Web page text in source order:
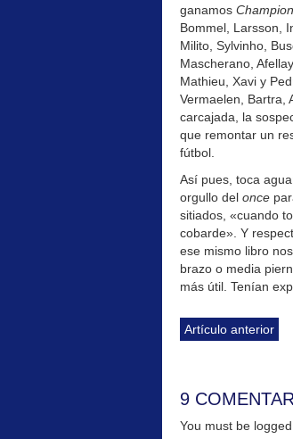
ganamos
Bommel, Larsson,
Milito, Sylvinho,
Mascherano,
Mathieu, Xavi y
Vermaelen, Bartra,
carcajada, la
que remontar un
fútbol.
Así pues, toca
orgullo del once
sitiados, «cuando
cobarde». Y
ese mismo libro
brazo o media
más útil. Tenían
Artículo anterior
9
You must be